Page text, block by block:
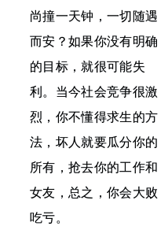
尚撞一天钟，一切随遇
而安？如果你没有明确
的目标，就很可能失
利。当今社会竞争很激
烈，你不懂得求生的方
法，坏人就要瓜分你的
所有，抢去你的工作和
女友，总之，你会大败
吃亏。